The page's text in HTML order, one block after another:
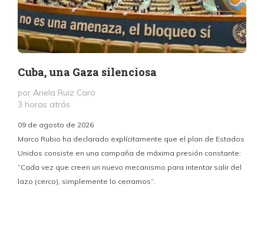
Cuba, una Gaza silenciosa
por Ariela Ruiz Caro
3 horas atrás
09 de agosto de 2026
Marco Rubio ha declarado explícitamente que el plan de Estados
Unidos consiste en una campaña de máxima presión constante:
“Cada vez que creen un nuevo mecanismo para intentar salir del
lazo (cerco), simplemente lo cerramos”.